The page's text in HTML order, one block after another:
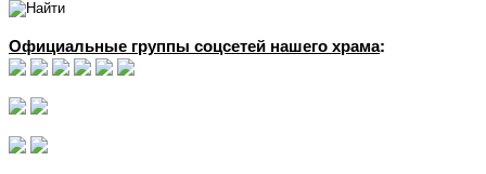
Официальные группы соцсетей нашего храма: